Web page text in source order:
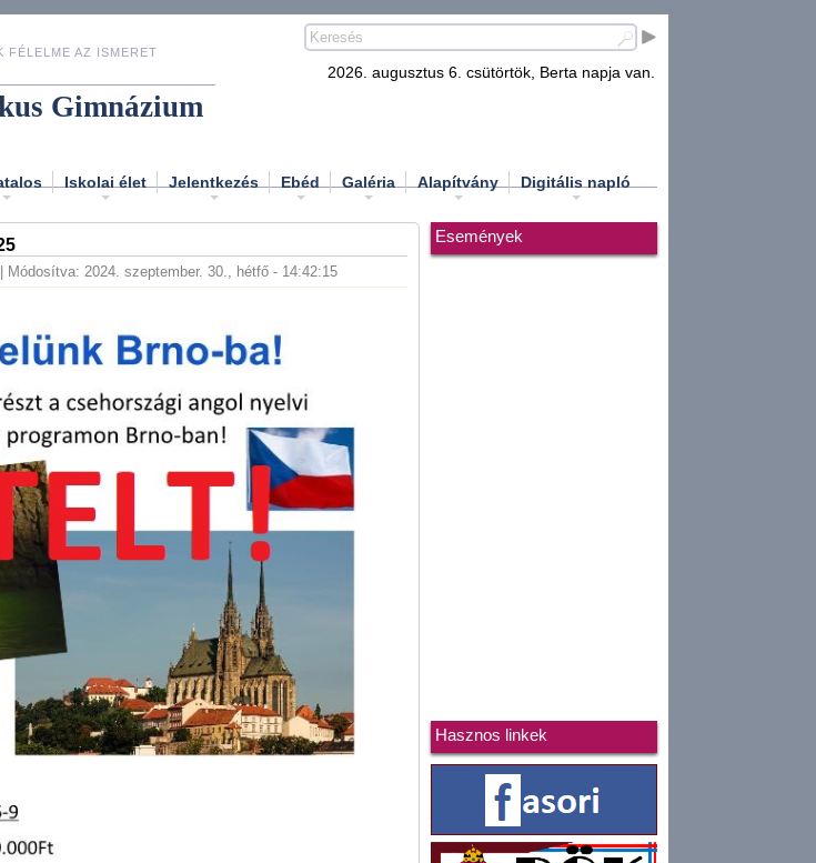
AZ ISMERET
Gimnázium
2026. augusztus 6. csütörtök, Berta napja van.
Iskolai élet Jelentkezés Ebéd Galéria Alapítvány Digitális napló
| Módosítva: 2024. szeptember. 30., hétfő - 14:42:15
Események
Hasznos linkek